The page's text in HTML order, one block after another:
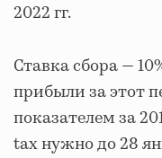
2022 гг.
Ставка сбора —
прибыли за этот
показателем за
tax нужно до 28